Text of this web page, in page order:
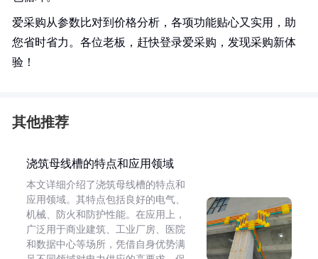
爱采购从参数比对到价格分析，各项功能贴心又实用，助
您省时省力。各位老板，赶快登录爱采购，发现采购新体
验！
其他推荐
浇筑母线槽的特点和应用领域
本文详细介绍了浇筑母线槽的特点和
应用领域。其特点包括良好的电气、
机械、防火和防护性能。在应用上，
广泛用于商业建筑、工业厂房、医院
和数据中心等场所，凭借自身优势满